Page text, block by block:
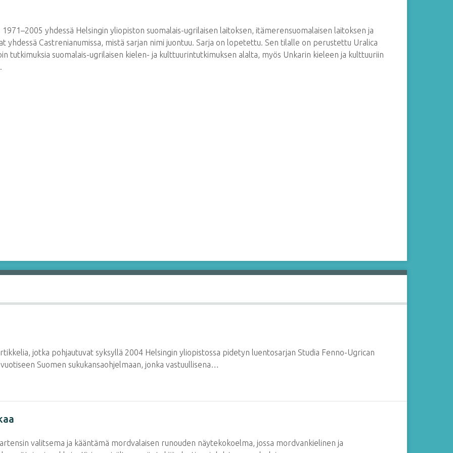
1971–2005 yhdessä Helsingin yliopiston suomalais-ugrilaisen laitoksen, itämerensuomalaisen laitoksen ja
yhdessä Castrenianumissa, mistä sarjan nimi juontuu. Sarja on lopetettu. Sen tilalle on perustettu Uralica
tutkimuksia suomalais-ugrilaisen kielen- ja kulttuurintutkimuksen alalta, myös Unkarin kieleen ja kulttuuriin
jotka pohjautuvat syksyllä 2004 Helsingin yliopistossa pidetyn luentosarjan Studia Fenno-Ugrican
Suomen sukukansaohjelmaan, jonka vastuullisena…
valitsema ja kääntämä mordvalaisen runouden näytekokoelma, jossa mordvankielinen ja